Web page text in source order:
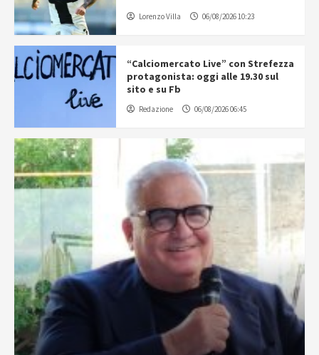
Lorenzo Villa 06/08/2026 10:23
“Calciomercato Live” con Strefezza
protagonista: oggi alle 19.30 sul
sito e su Fb
Redazione 06/08/2026 06:45